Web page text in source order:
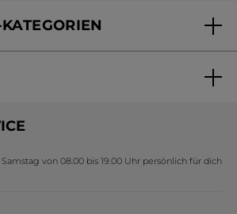
Rocher
Rocher
von 08.00 bis 19.00 Uhr persönlich für dich